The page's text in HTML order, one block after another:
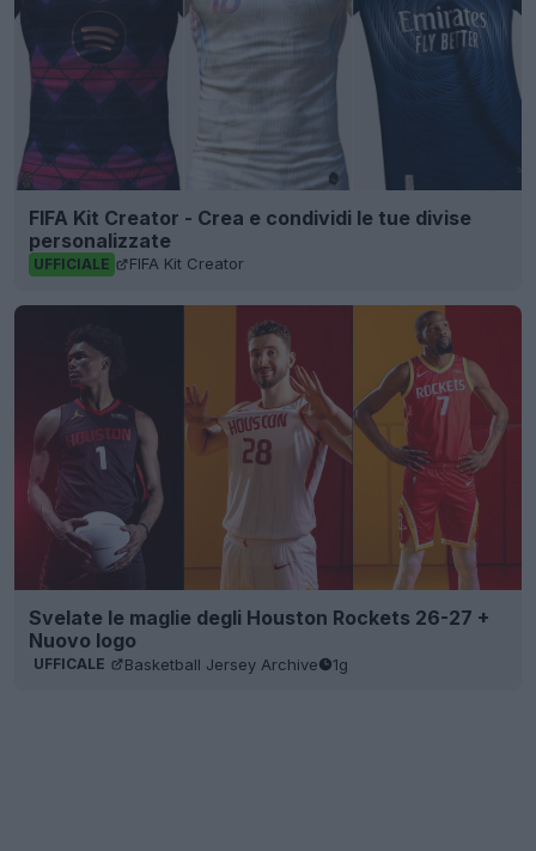
FIFA Kit Creator - Crea e condividi le tue divise
personalizzate
UFFICIALE FIFA Kit Creator
Svelate le maglie degli Houston Rockets 26-27 +
Nuovo logo
UFFICALE Basketball Jersey Archive 1g